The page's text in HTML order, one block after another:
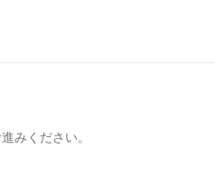
みください。